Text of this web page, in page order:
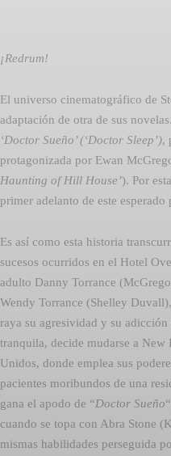
¡Redrum!
El universo cinematográfico de
adaptación de otra de sus
‘Doctor Sueño’ (‘Doctor Sleep’),
protagonizada por Ewan
Haunting of Hill House’). Por
primer adelanto de este esperado
Es así como esta historia
sucesos ocurridos en el Hotel
adulto Danny Torrance
Wendy Torrance (Shelley
raya su agresividad y su
tranquila, decide mudarse a New
Unidos, donde emplea sus
pacientes moribundos de una
gana el apodo de “Doctor Sueño
cuando se topa con Abra Stone
mismas habilidades perseguida